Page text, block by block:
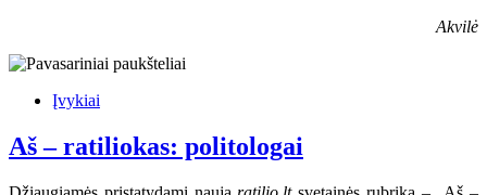
Akvilė
Įvykiai
Aš – ratiliokas: politologai